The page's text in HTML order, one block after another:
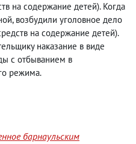
на содержание детей). Когда
возбудили уголовное дело
на содержание детей).
наказание в виде
с отбыванием в
режима.
барнаульским